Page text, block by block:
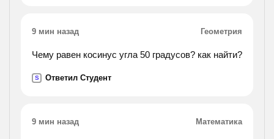
9 мин назад Геометрия
Чему равен косинус угла 50 градусов? как найти?
S Ответил Студент
9 мин назад Математика